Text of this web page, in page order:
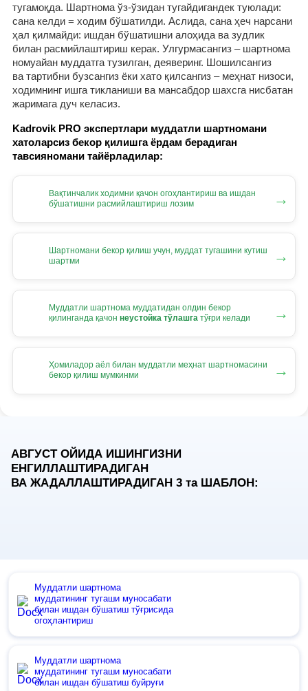
тугамоқда. Шартнома ўз-ўзидан тугайдигандек туюлади:
сана келди = ходим бўшатилди. Аслида, сана ҳеч нарсани
ҳал қилмайди: ишдан бўшатишни алоҳида ва зудлик
билан расмийлаштириш керак. Улгурмасангиз – шартнома
номуайан муддатга тузилган, деяверинг. Шошилсангиз
ва тартибни бузсангиз ёки хато қилсангиз – меҳнат низоси,
ходимнинг ишга тикланиши ва мансабдор шахсга нисбатан
жаримага дуч келасиз.
Kadrovik PRO экспертлари муддатли шартномани
хатоларсиз бекор қилишга ёрдам берадиган
тавсияномани тайёрладилар:
Вақтинчалик ходимни қачон огоҳлантириш ва ишдан
бўшатишни расмийлаштириш лозим
→
Шартномани бекор қилиш учун, муддат тугашини кутиш
шартми
→
Муддатли шартнома муддатидан олдин бекор
қилинганда қачон неустойка тўлашга тўғри келади →
Ҳомиладор аёл билан муддатли меҳнат шартномасини
бекор қилиш мумкинми
→
АВГУСТ ОЙИДА ИШИНГИЗНИ
ЕНГИЛЛАШТИРАДИГАН
ВА ЖАДАЛЛАШТИРАДИГАН 3 таШАБЛОН:
Муддатли шартнома
муддатининг тугаши муносабати
билан ишдан бўшатиш тўғрисида
огоҳлантириш
Муддатли шартнома
муддатининг тугаши муносабати
билан ишдан бўшатиш буйруғи